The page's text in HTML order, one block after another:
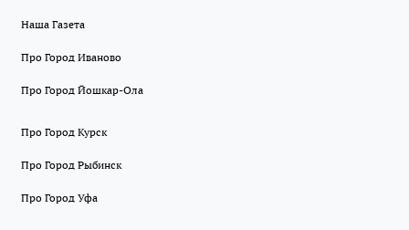
Наша Газета
Про Город Иваново
Про Город Йошкар-Ола
Про Город Курск
Про Город Рыбинск
Про Город Уфа